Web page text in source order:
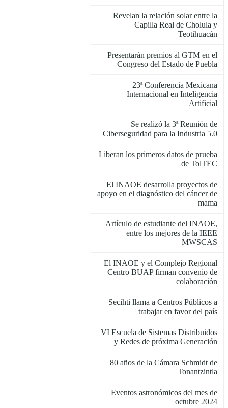
Revelan la relación solar entre la
Capilla Real de Cholula y
Teotihuacán
Presentarán premios al GTM en el
Congreso del Estado de Puebla
23ª Conferencia Mexicana
Internacional en Inteligencia
Artificial
Se realizó la 3ª Reunión de
Ciberseguridad para la Industria 5.0
Liberan los primeros datos de prueba
de TolTEC
El INAOE desarrolla proyectos de
apoyo en el diagnóstico del cáncer de
mama
Artículo de estudiante del INAOE,
entre los mejores de la IEEE
MWSCAS
El INAOE y el Complejo Regional
Centro BUAP firman convenio de
colaboración
Secihti llama a Centros Públicos a
trabajar en favor del país
VI Escuela de Sistemas Distribuidos
y Redes de próxima Generación
80 años de la Cámara Schmidt de
Tonantzintla
Eventos astronómicos del mes de
octubre 2024